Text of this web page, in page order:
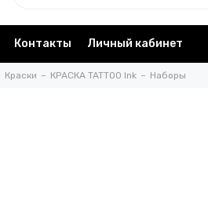
Контакты Личный кабинет
Краски КРАСКА TATTOO Ink Наборы